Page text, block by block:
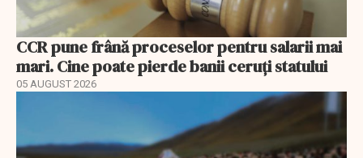
CCR pune frână proceselor pentru salarii mai
mari. Cine poate pierde banii ceruți statului
05 AUGUST 2026